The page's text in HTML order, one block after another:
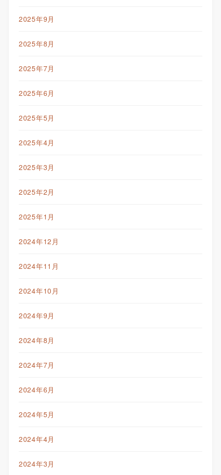
2025年9月
2025年8月
2025年7月
2025年6月
2025年5月
2025年4月
2025年3月
2025年2月
2025年1月
2024年12月
2024年11月
2024年10月
2024年9月
2024年8月
2024年7月
2024年6月
2024年5月
2024年4月
2024年3月